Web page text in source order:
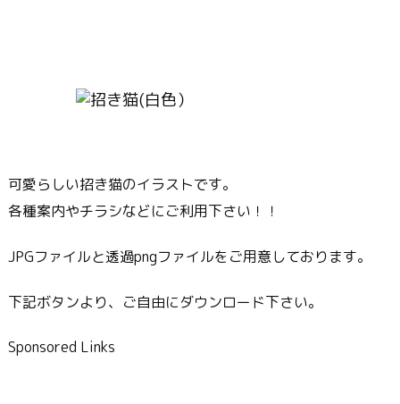
可愛らしい招き猫のイラストです。
各種案内やチラシなどにご利用下さい！！
JPGファイルと透過pngファイルをご用意しております。
下記ボタンより、ご自由にダウンロード下さい。
Sponsored Links